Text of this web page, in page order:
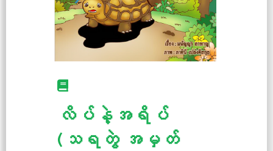
လိပ်နဲ့အရိပ်
(သရတွဲ အမှတ်